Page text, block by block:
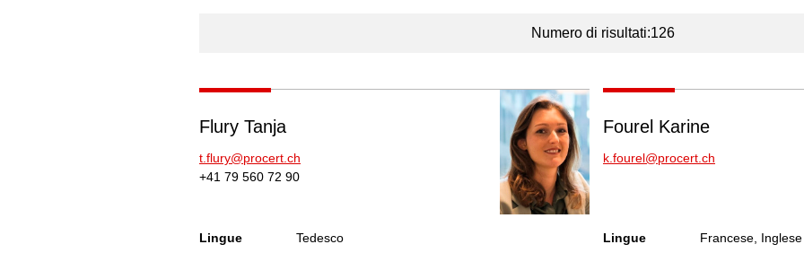
Numero di risultati:126
Flury Tanja
t.flury@procert.ch
+41 79 560 72 90
Lingue
Tedesco
Fourel Karine
k.fourel@procert.ch
Lingue
Francese, Inglese